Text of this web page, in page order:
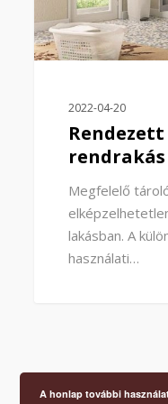
2022-04-20
Megfelelő
lakásban. A
használati…
A honlap további